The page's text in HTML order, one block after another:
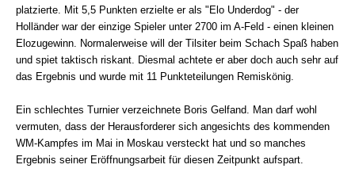
platzierte. Mit 5,5 Punkten erzielte er als "Elo Underdog" - der
Holländer war der einzige Spieler unter 2700 im A-Feld - einen kleinen
Elozugewinn. Normalerweise will der Tilsiter beim Schach Spaß haben
und spiet taktisch riskant. Diesmal achtete er aber doch auch sehr auf
das Ergebnis und wurde mit 11 Punkteteilungen Remiskönig.
Ein schlechtes Turnier verzeichnete Boris Gelfand. Man darf wohl
vermuten, dass der Herausforderer sich angesichts des kommenden
WM-Kampfes im Mai in Moskau versteckt hat und so manches
Ergebnis seiner Eröffnungsarbeit für diesen Zeitpunkt aufspart.